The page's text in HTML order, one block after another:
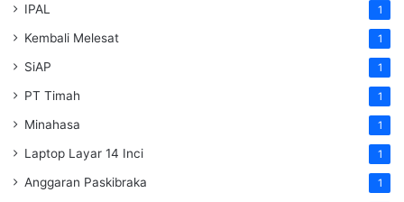
IPAL 1
Kembali Melesat 1
SiAP 1
PT Timah 1
Minahasa 1
Laptop Layar 14 Inci 1
Anggaran Paskibraka 1